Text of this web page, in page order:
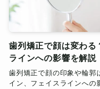
歯列矯正で顔は変わ
ラインへの影響を解説
歯列矯正で顔の印象や輪郭
イン、フェイスラインへの